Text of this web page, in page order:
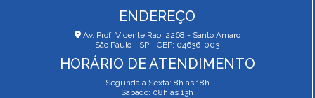
ENDEREÇO
Av. Prof. Vicente Rao, 2268 - Santo Amaro
São Paulo - SP - CEP: 04636-003
HORÁRIO DE ATENDIMENTO
Segunda a Sexta: 8h às 18h
Sábado: 08h às 13h